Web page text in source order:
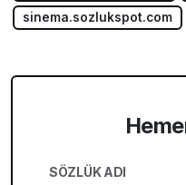
sinema.sozlukspot.com
SÖZLÜK ADI